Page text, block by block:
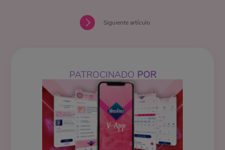
Siguiente artículo
PATROCINADO POR